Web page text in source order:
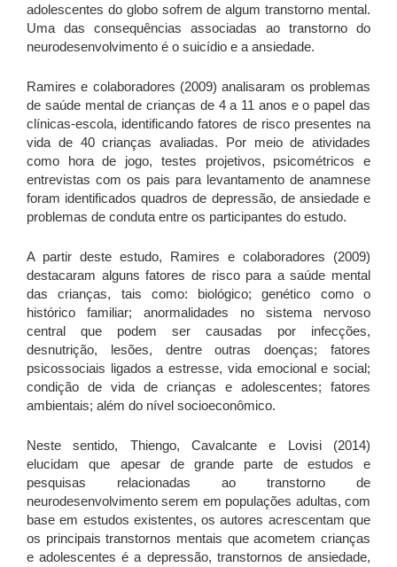
adolescentes do globo sofrem de algum transtorno mental.
Uma das consequências associadas ao transtorno do
neurodesenvolvimento é o suicídio e a ansiedade.
Ramires e colaboradores (2009) analisaram os problemas
de saúde mental de crianças de 4 a 11 anos e o papel das
clínicas-escola, identificando fatores de risco presentes na
vida de 40 crianças avaliadas. Por meio de atividades
como hora de jogo, testes projetivos, psicométricos e
entrevistas com os pais para levantamento de anamnese
foram identificados quadros de depressão, de ansiedade e
problemas de conduta entre os participantes do estudo.
A partir deste estudo, Ramires e colaboradores (2009)
destacaram alguns fatores de risco para a saúde mental
das crianças, tais como: biológico; genético como o
histórico familiar; anormalidades no sistema nervoso
central que podem ser causadas por infecções,
desnutrição, lesões, dentre outras doenças; fatores
psicossociais ligados a estresse, vida emocional e social;
condição de vida de crianças e adolescentes; fatores
ambientais; além do nível socioeconômico.
Neste sentido, Thiengo, Cavalcante e Lovisi (2014)
elucidam que apesar de grande parte de estudos e
pesquisas relacionadas ao transtorno de
neurodesenvolvimento serem em populações adultas, com
base em estudos existentes, os autores acrescentam que
os principais transtornos mentais que acometem crianças
e adolescentes é a depressão, transtornos de ansiedade,